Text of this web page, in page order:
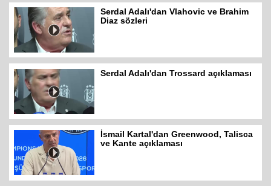
Serdal Adalı'dan Vlahovic ve Brahim
Diaz sözleri
Serdal Adalı'dan Trossard açıklaması
İsmail Kartal'dan Greenwood, Talisca
ve Kante açıklaması